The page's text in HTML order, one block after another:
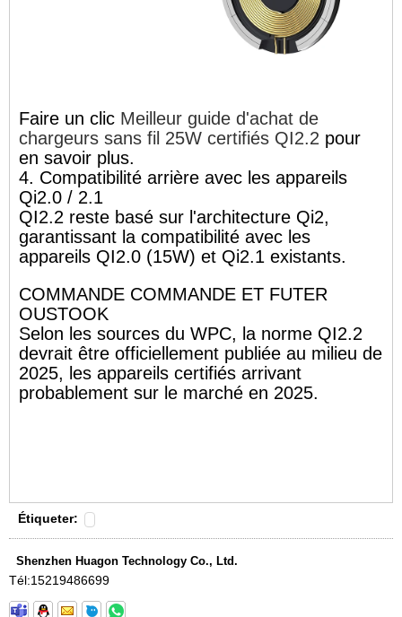
Faire un clic Meilleur guide d'achat de
chargeurs sans fil 25W certifiés QI2.2 pour
en savoir plus.
4. Compatibilité arrière avec les appareils
Qi2.0 / 2.1
QI2.2 reste basé sur l'architecture Qi2,
garantissant la compatibilité avec les
appareils QI2.0 (15W) et Qi2.1 existants.
COMMANDE COMMANDE ET FUTER
OUSTOOK
Selon les sources du WPC, la norme QI2.2
devrait être officiellement publiée au milieu de
2025, les appareils certifiés arrivant
probablement sur le marché en 2025.
Étiqueter:
Shenzhen Huagon Technology Co., Ltd.
Tél:15219486699